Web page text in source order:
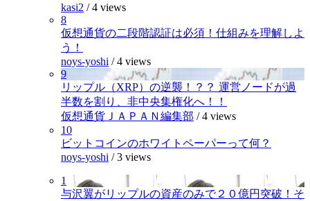
kasi2 /4 views
8
仮想通貨の二段階認証は必須！仕組みを理解しよ
う！
noys-yoshi /4 views
9
リップル（XRP）の逆襲！？？ 運営ノードが過
半数を割り、非中央集権化へ！！
仮想通貨ＪＡＰＡＮ編集部 /4 views
10
ビットコインのホワイトペーパーって何？
noys-yoshi /3 views
1
与沢翼がリップルの資産のみで２０億円突破！そ